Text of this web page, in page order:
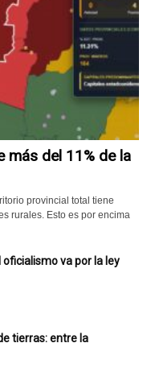
más del 11% de la
provincial total tiene
rurales. Esto es por encima
va por la ley
tierras: entre la